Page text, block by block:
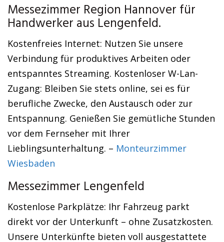
Messezimmer Region Hannover für
Handwerker aus Lengenfeld.
Kostenfreies Internet: Nutzen Sie unsere
Verbindung für produktives Arbeiten oder
entspanntes Streaming. Kostenloser W-Lan-
Zugang: Bleiben Sie stets online, sei es für
berufliche Zwecke, den Austausch oder zur
Entspannung. Genießen Sie gemütliche Stunden
vor dem Fernseher mit Ihrer
Lieblingsunterhaltung. – Monteurzimmer
Wiesbaden
Messezimmer Lengenfeld
Kostenlose Parkplätze: Ihr Fahrzeug parkt
direkt vor der Unterkunft – ohne Zusatzkosten.
Unsere Unterkünfte bieten voll ausgestattete